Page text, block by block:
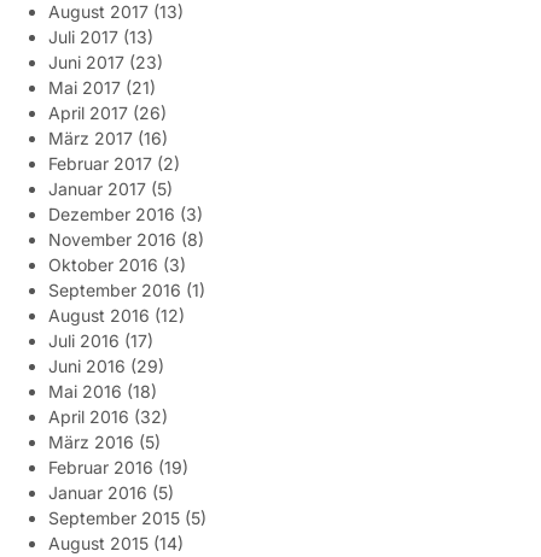
August 2017 (13)
Juli 2017 (13)
Juni 2017 (23)
Mai 2017 (21)
April 2017 (26)
März 2017 (16)
Februar 2017 (2)
Januar 2017 (5)
Dezember 2016 (3)
November 2016 (8)
Oktober 2016 (3)
September 2016 (1)
August 2016 (12)
Juli 2016 (17)
Juni 2016 (29)
Mai 2016 (18)
April 2016 (32)
März 2016 (5)
Februar 2016 (19)
Januar 2016 (5)
September 2015 (5)
August 2015 (14)